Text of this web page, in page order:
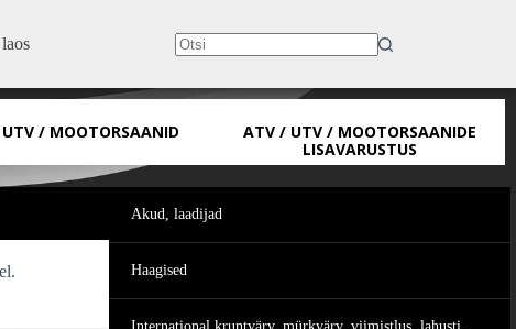
results
/ MOOTORSAANID
ATV / UTV / MOOTORSAANIDE
LISAVARUSTUS
Akud, laadijad
Haagised